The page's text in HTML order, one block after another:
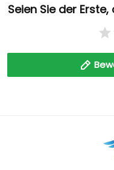
Seien Sie der